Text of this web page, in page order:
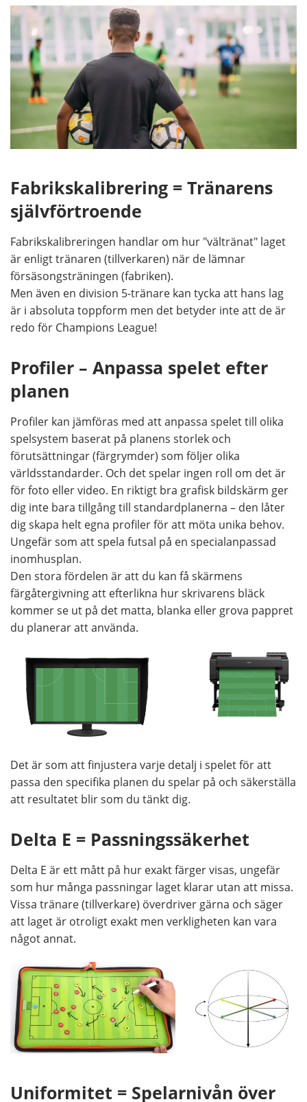
Fabrikskalibrering = Tränarens
självförtroende
Fabrikskalibreringen handlar om hur "vältränat" laget
är enligt tränaren (tillverkaren) när de lämnar
försäsongsträningen (fabriken).
Men även en division 5-tränare kan tycka att hans lag
är i absoluta toppform men det betyder inte att de är
redo för Champions League!
Profiler – Anpassa spelet efter
planen
Profiler kan jämföras med att anpassa spelet till olika
spelsystem baserat på planens storlek och
förutsättningar (färgrymder) som följer olika
världsstandarder. Och det spelar ingen roll om det är
för foto eller video. En riktigt bra grafisk bildskärm ger
dig inte bara tillgång till standardplanerna – den låter
dig skapa helt egna profiler för att möta unika behov.
Ungefär som att spela futsal på en specialanpassad
inomhusplan.
Den stora fördelen är att du kan få skärmens
färgåtergivning att efterlikna hur skrivarens bläck
kommer se ut på det matta, blanka eller grova pappret
du planerar att använda.
Det är som att finjustera varje detalj i spelet för att
passa den specifika planen du spelar på och säkerställa
att resultatet blir som du tänkt dig.
Delta E = Passningssäkerhet
Delta E är ett mått på hur exakt färger visas, ungefär
som hur många passningar laget klarar utan att missa.
Vissa tränare (tillverkare) överdriver gärna och säger
att laget är otroligt exakt men verkligheten kan vara
något annat.
Uniformitet = Spelarnivån över